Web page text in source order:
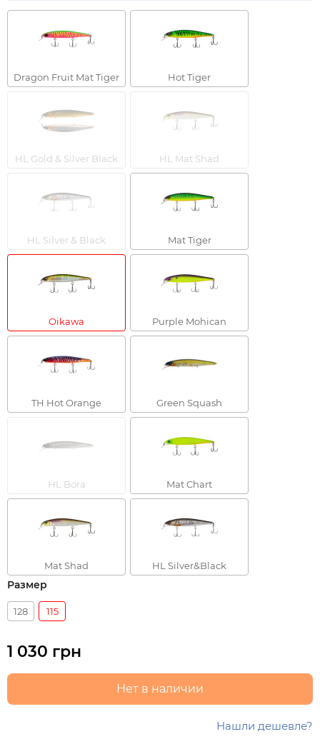
Dragon Fruit Mat Tiger Hot Tiger
HL Gold & Silver Black HL Mat Shad
HL Silver & Black Mat Tiger
Oikawa Purple Mohican
TH Hot Orange Green Squash
HL Bora Mat Chart
Mat Shad HL Silver&Black
Размер
128 115
1 030 грн
Нет в наличии
Нашли дешевле?